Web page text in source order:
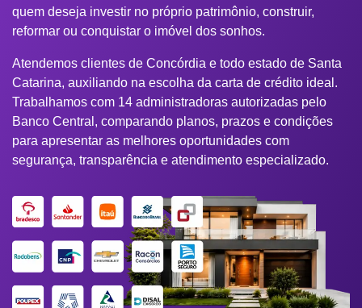
quem deseja investir no próprio patrimônio, construir,
reformar ou conquistar o imóvel dos sonhos.
Atendemos clientes de Concórdia e todo estado de Santa
Catarina, auxiliando na escolha da carta de crédito ideal.
Trabalhamos com 14 administradoras autorizadas pelo
Banco Central, comparando planos, prazos e condições
para apresentar as melhores oportunidades com
segurança, transparência e atendimento especializado.